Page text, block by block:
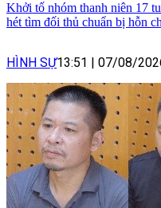
Khởi tố nhóm thanh niên 17
hét tìm đối thủ chuẩn bị hỗn
HÌNH SỰ13:51 | 07/08/